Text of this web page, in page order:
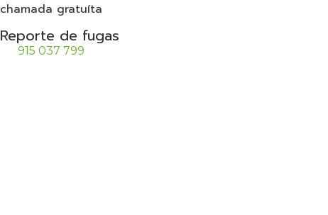
chamada gratuíta
Reporte de fugas
915 037 799